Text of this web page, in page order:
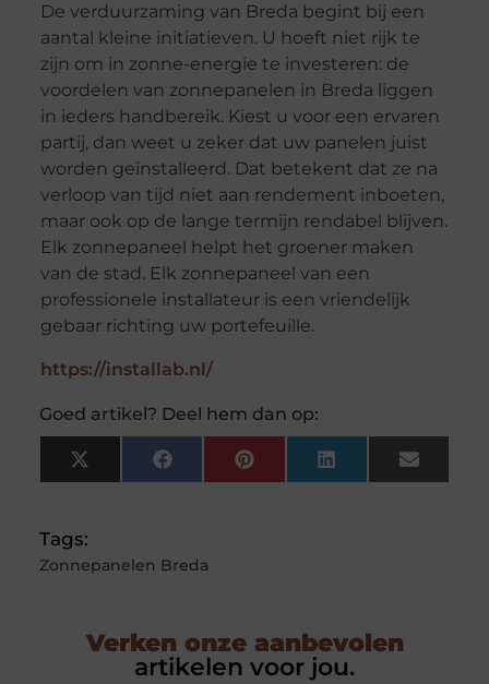
De verduurzaming van Breda begint bij een
aantal kleine initiatieven. U hoeft niet rijk te
zijn om in zonne-energie te investeren: de
voordelen van zonnepanelen in Breda liggen
in ieders handbereik. Kiest u voor een ervaren
partij, dan weet u zeker dat uw panelen juist
worden geïnstalleerd. Dat betekent dat ze na
verloop van tijd niet aan rendement inboeten,
maar ook op de lange termijn rendabel blijven.
Elk zonnepaneel helpt het groener maken
van de stad. Elk zonnepaneel van een
professionele installateur is een vriendelijk
gebaar richting uw portefeuille.
https://installab.nl/
Goed artikel? Deel hem dan op:
X
(Twitter)
FacebookPinterestLinkedInEmail
Tags:
Zonnepanelen Breda
Verken onze aanbevolen
artikelen voor jou.